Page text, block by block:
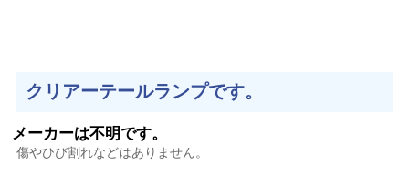
クリアーテールランプです。
メーカーは不明です。
傷やひび割れなどはありません。